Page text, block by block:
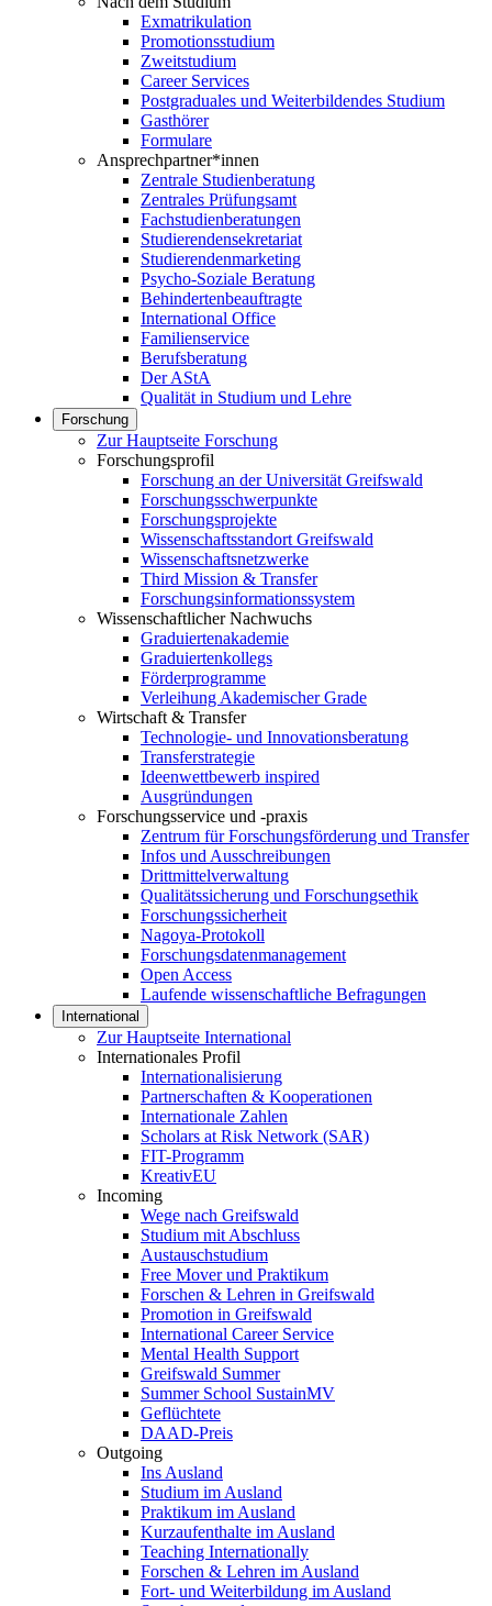
Exmatrikulation
Promotionsstudium
Zweitstudium
Career Services
Postgraduales und Weiterbildendes Studium
Gasthörer
Formulare
Ansprechpartner*innen
Zentrale Studienberatung
Zentrales Prüfungsamt
Fachstudienberatungen
Studierendensekretariat
Studierendenmarketing
Psycho-Soziale Beratung
Behindertenbeauftragte
International Office
Familienservice
Berufsberatung
Der AStA
Qualität in Studium und Lehre
Forschung
Zur Hauptseite Forschung
Forschungsprofil
Forschung an der Universität Greifswald
Forschungsschwerpunkte
Forschungsprojekte
Wissenschaftsstandort Greifswald
Wissenschaftsnetzwerke
Third Mission & Transfer
Forschungsinformationssystem
Wissenschaftlicher Nachwuchs
Graduiertenakademie
Graduiertenkollegs
Förderprogramme
Verleihung Akademischer Grade
Wirtschaft & Transfer
Technologie- und Innovationsberatung
Transferstrategie
Ideenwettbewerb inspired
Ausgründungen
Forschungsservice und -praxis
Zentrum für Forschungsförderung und Transfer
Infos und Ausschreibungen
Drittmittelverwaltung
Qualitätssicherung und Forschungsethik
Forschungssicherheit
Nagoya-Protokoll
Forschungsdatenmanagement
Open Access
Laufende wissenschaftliche Befragungen
International
Zur Hauptseite International
Internationales Profil
Internationalisierung
Partnerschaften & Kooperationen
Internationale Zahlen
Scholars at Risk Network (SAR)
FIT-Programm
KreativEU
Incoming
Wege nach Greifswald
Studium mit Abschluss
Austauschstudium
Free Mover und Praktikum
Forschen & Lehren in Greifswald
Promotion in Greifswald
International Career Service
Mental Health Support
Greifswald Summer
Summer School SustainMV
Geflüchtete
DAAD-Preis
Outgoing
Ins Ausland
Studium im Ausland
Praktikum im Ausland
Kurzaufenthalte im Ausland
Teaching Internationally
Forschen & Lehren im Ausland
Fort- und Weiterbildung im Ausland